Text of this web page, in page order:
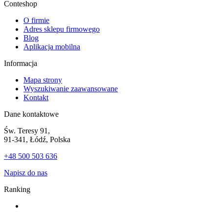
Conteshop
O firmie
Adres sklepu firmowego
Blog
Aplikacja mobilna
Informacja
Mapa strony
Wyszukiwanie zaawansowane
Kontakt
Dane kontaktowe
Św. Teresy 91,
91-341, Łódź, Polska
+48 500 503 636
Napisz do nas
Ranking